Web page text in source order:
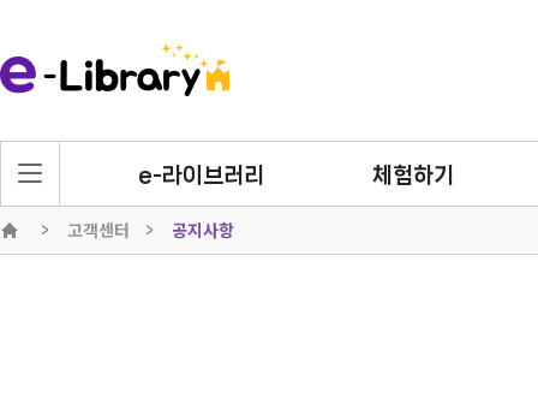
e-라이브러리 체험하기
고객센터 공지사항